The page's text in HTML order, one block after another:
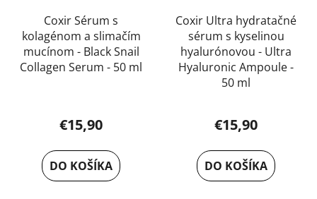
Coxir Sérum s
kolagénom a slimačím
mucínom - Black Snail
Collagen Serum - 50 ml
produktu
je
5,0
€15,90
DO KOŠÍKA
Coxir Ultra hydratačné
sérum s kyselinou
hyalurónovou - Ultra
Hyaluronic Ampoule -
50 ml
€15,90
DO KOŠÍKA